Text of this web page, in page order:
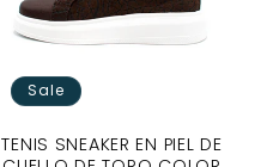
Sale
TENIS SNEAKER EN PIEL DE